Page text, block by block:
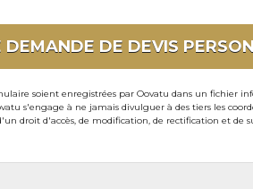
DEMANDE DE DEVIS
soient enregistrées par Oovatu dans un fichier
s'engage à ne jamais divulguer à des tiers les
droit d'accès, de modification, de rectification et de